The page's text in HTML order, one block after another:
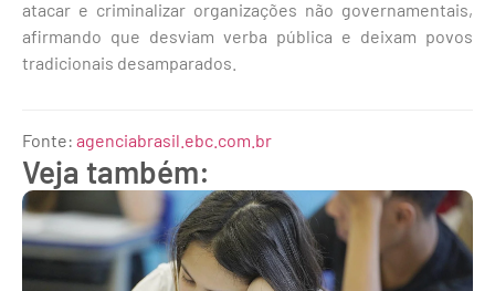
atacar e criminalizar organizações não governamentais,
afirmando que desviam verba pública e deixam povos
tradicionais desamparados.
Fonte: agenciabrasil.ebc.com.br
Veja também: